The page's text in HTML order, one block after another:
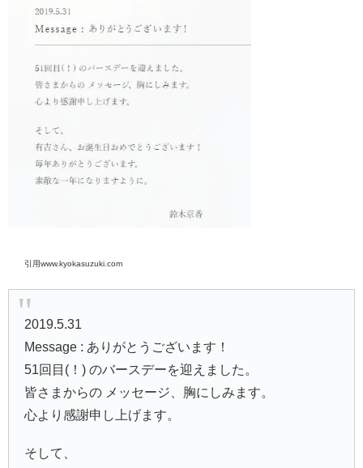
引用www.kyokasuzuki.com
2019.5.31
Message : ありがとうございます！
51回目(！) のバースデーを迎えました。
皆さまからの メッセージ、胸にしみます。
心より感謝申し上げます。
そして、